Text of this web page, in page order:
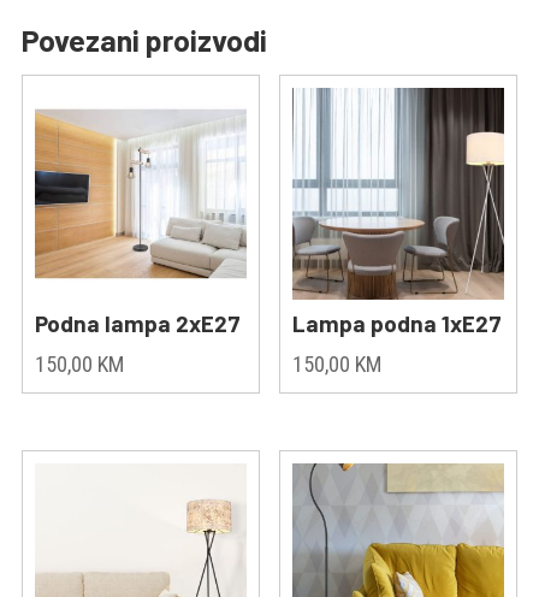
Povezani proizvodi
Podna lampa 2xE27
150,00 KM
Lampa podna 1xE27
150,00 KM